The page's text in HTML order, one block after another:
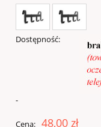
Dostępność:
-
Cena: 48,00 zł